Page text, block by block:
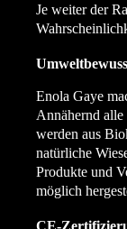
Je weiter der
Enola Gaye
Annähernd
werden aus
natürliche
Produkte und
möglich